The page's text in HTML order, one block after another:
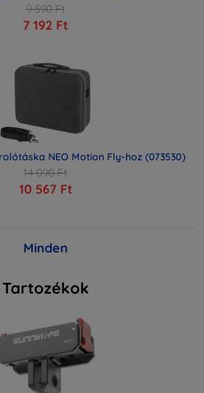
9 590 Ft
7 192 Ft
NEO Motion Fly-hoz (073530)
14 090 Ft
10 567 Ft
Minden
Tartozékok